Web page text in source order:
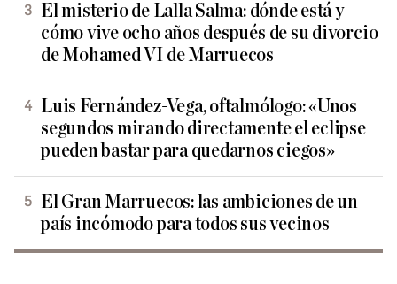
El misterio de Lalla Salma: dónde está y
cómo vive ocho años después de su divorcio
de Mohamed VI de Marruecos
Luis Fernández-Vega, oftalmólogo: «Unos
segundos mirando directamente el eclipse
pueden bastar para quedarnos ciegos»
El Gran Marruecos: las ambiciones de un
país incómodo para todos sus vecinos